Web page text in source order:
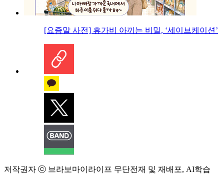
[요즘말 사전] 휴가비 아끼는 비밀, ‘세이브케이션’
저작권자 ⓒ 브라보마이라이프 무단전재 및 재배포, AI학습